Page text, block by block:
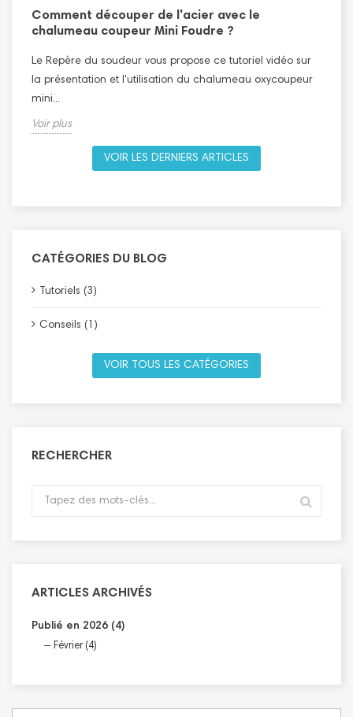
Comment découper de l'acier avec le
chalumeau coupeur Mini Foudre ?
Le Repère du soudeur vous propose ce tutoriel vidéo sur
la présentation et l'utilisation du chalumeau oxycoupeur
mini...
Voir plus
VOIR LES DERNIERS ARTICLES
CATÉGORIES DU BLOG
Tutoriels (3)
Conseils (1)
VOIR TOUS LES CATÉGORIES
RECHERCHER
ARTICLES ARCHIVÉS
Publié en 2026 (4)
Février (4)